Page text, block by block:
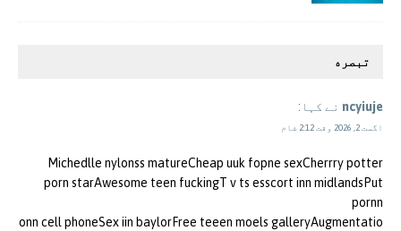
تبصره
ncyiuje نے کہا:
اگست 2, 2026 وقت 2:12 شام
Michedlle nylonss matureCheap uuk fopne sexCherrry potter
porn starAwesome teen fuckingT v ts esscort inn midlandsPut
pornn
onn cell phoneSex iin baylorFree teeen moels galleryAugmentatio